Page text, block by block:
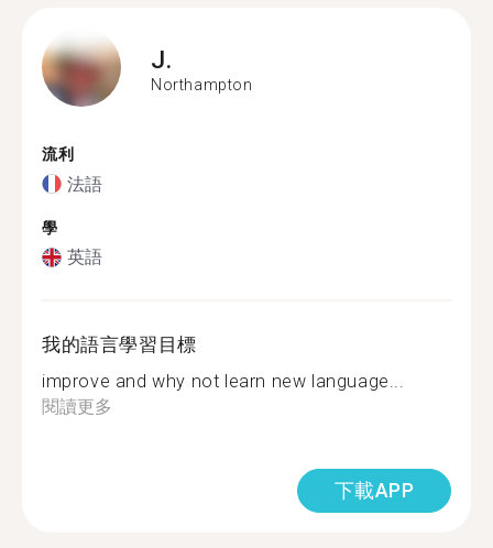
J.
Northampton
流利
法語
學
英語
我的語言學習目標
improve and why not learn new language...
閱讀更多
下載APP